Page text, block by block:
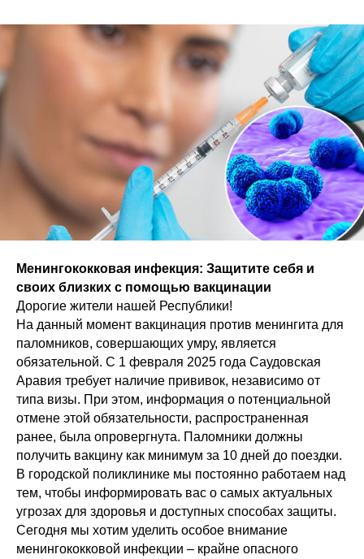
Менингококковая инфекция: Защитите себя и
своих близких с помощью вакцинации
Дорогие жители нашей Республики!
На данный момент вакцинация против менингита для
паломников, совершающих умру, является
обязательной. С 1 февраля 2025 года Саудовская
Аравия требует наличие прививок, независимо от
типа визы. При этом, информация о потенциальной
отмене этой обязательности, распространенная
ранее, была опровергнута. Паломники должны
получить вакцину как минимум за 10 дней до поездки.
В городской поликлинике мы постоянно работаем над
тем, чтобы информировать вас о самых актуальных
угрозах для здоровья и доступных способах защиты.
Сегодня мы хотим уделить особое внимание
менингококковой инфекции – крайне опасного